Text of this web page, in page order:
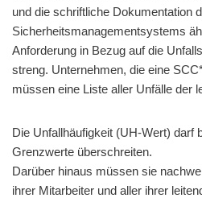
und die schriftliche Dokumentation
Sicherheitsmanagementsystems
Anforderung in Bezug auf die
streng. Unternehmen, die eine
müssen eine Liste aller Unfälle der
Die Unfallhäufigkeit (UH-Wert) darf
Grenzwerte überschreiten.
Darüber hinaus müssen sie
ihrer Mitarbeiter und aller ihrer